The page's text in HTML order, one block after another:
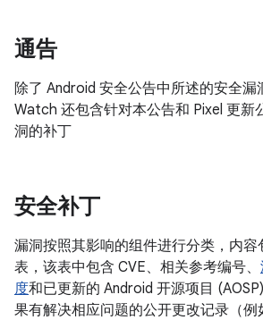
通告
除了 Android 安全公告中所述的安全漏
Watch 还包含针对本公告和 Pixel 更新
洞的补丁
安全补丁
漏洞按照其影响的组件进行分类，内容
表，该表中包含 CVE、相关参考编号、
度和已更新的 Android 开源项目
果有解决相应问题的公开更改记录（例